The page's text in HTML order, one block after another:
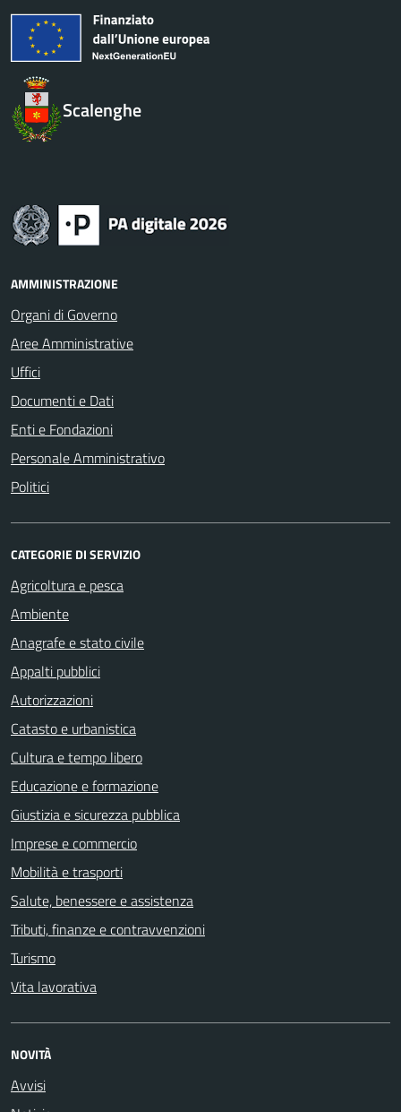
Scalenghe
AMMINISTRAZIONE
Organi di Governo
Aree Amministrative
Uffici
Documenti e Dati
Enti e Fondazioni
Personale Amministrativo
Politici
CATEGORIE DI SERVIZIO
Agricoltura e pesca
Ambiente
Anagrafe e stato civile
Appalti pubblici
Autorizzazioni
Catasto e urbanistica
Cultura e tempo libero
Educazione e formazione
Giustizia e sicurezza pubblica
Imprese e commercio
Mobilità e trasporti
Salute, benessere e assistenza
Tributi, finanze e contravvenzioni
Turismo
Vita lavorativa
NOVITÀ
Avvisi